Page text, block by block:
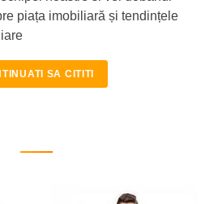
piața imobiliară și tendințele
SA CITITI